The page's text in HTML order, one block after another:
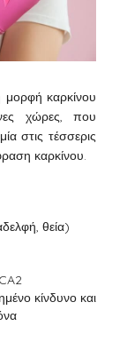
μορφή καρκίνου
χώρες, που
στις τέσσερις
καρκίνου.
θεία)
κίνδυνο και